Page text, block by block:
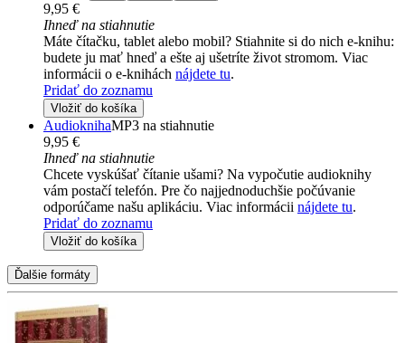
9,95 €
Ihneď na stiahnutie
Máte čítačku, tablet alebo mobil? Stiahnite si do nich e-knihu:
budete ju mať hneď a ešte aj ušetríte život stromom. Viac
informácii o e-knihách nájdete tu.
Pridať do zoznamu
Vložiť do košíka
AudioknihaMP3 na stiahnutie
9,95 €
Ihneď na stiahnutie
Chcete vyskúšať čítanie ušami? Na vypočutie audioknihy
vám postačí telefón. Pre čo najjednoduchšie počúvanie
odporúčame našu aplikáciu. Viac informácii nájdete tu.
Pridať do zoznamu
Vložiť do košíka
Ďalšie formáty